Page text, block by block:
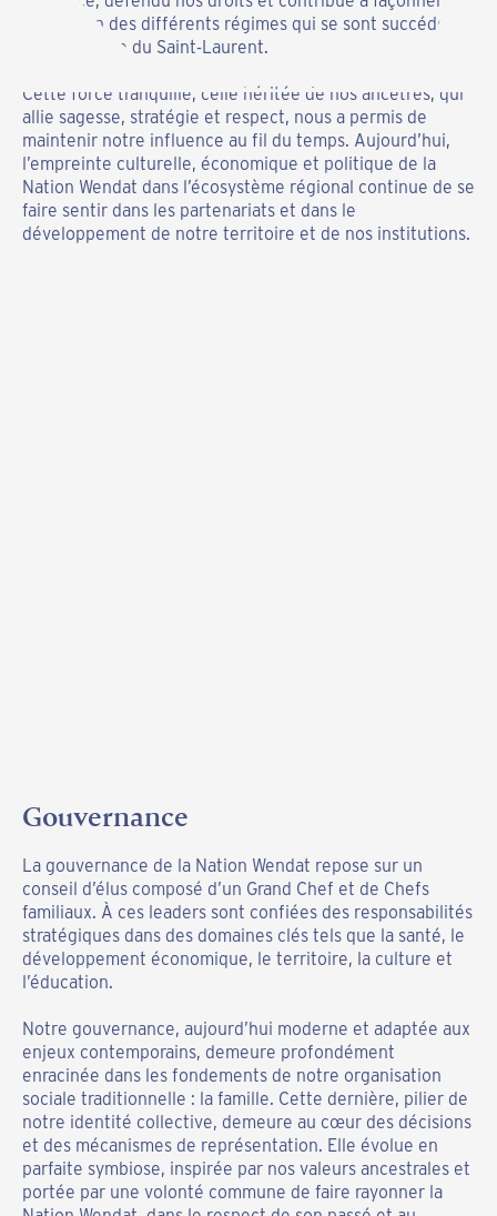
l’évolution des différents régimes qui se sont succédé
dans la vallée du Saint-Laurent.
Cette force tranquille, celle héritée de nos ancêtres, qui
allie sagesse, stratégie et respect, nous a permis de
maintenir notre influence au fil du temps. Aujourd’hui,
l’empreinte culturelle, économique et politique de la
Nation Wendat dans l’écosystème régional continue de se
faire sentir dans les partenariats et dans le
développement de notre territoire et de nos institutions.
Gouvernance
La gouvernance de la Nation Wendat repose sur un
conseil d’élus composé d’un Grand Chef et de Chefs
familiaux. À ces leaders sont confiées des responsabilités
stratégiques dans des domaines clés tels que la santé, le
développement économique, le territoire, la culture et
l’éducation.
Notre gouvernance, aujourd’hui moderne et adaptée aux
enjeux contemporains, demeure profondément
enracinée dans les fondements de notre organisation
sociale traditionnelle : la famille. Cette dernière, pilier de
notre identité collective, demeure au cœur des décisions
et des mécanismes de représentation. Elle évolue en
parfaite symbiose, inspirée par nos valeurs ancestrales et
portée par une volonté commune de faire rayonner la
Yahwatsira’ — la famille, berceau de
Au sein de la Nation Wendat, la famille est au cœur de
l’organisation sociale. Les noms que nous portons —
Sioui, Vincent, Bastien, Gros-Louis, Picard — témoignent
de nos racines et de l’appartenance à une communauté
forte et unie.
Historiquement, nos villages étaient structurés autour de
maisons longues, symboles de vie collective, regroupant
familles et clans. Ces espaces étaient conçus pour
favoriser la solidarité, le partage et la transmission des
savoirs. Cette organisation, en apparence complexe, était
réfléchie pour assurer la cohésion sociale et la stabilité
de la communauté.
Un héritage matrilinéaire
Au cœur de la structure sociale wendat, les femmes
occupent un rôle central et déterminant. La transmission
de l’appartenance familiale se fait par la lignée
maternelle, et nos familles sont organisées autour des
mères de clan, véritables piliers de la cohésion sociale.
influent au sein de la famille n’est pas le père, mais l’oncle
maternel, garant de la transmission des valeurs et des
responsabilités au sein du clan.
Aujourd’hui, cet héritage matrilinéaire demeure présent
dans la gouvernance de la Nation Wendat. Les femmes
continuent d’exercer une influence essentielle,
notamment dans les processus de nomination et de